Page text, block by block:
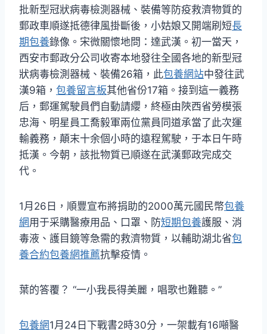
批新型冠狀病毒檢測器械、裝備等防疫救濟物質的
郵政車順遂抵德律風掛斷後，小姑娘又開端刷短長
期包養錄像。宋微關懷地問：達武漢。初一當天，
西安市郵政分公司收寄本地發往全國各地的新型冠
狀病毒檢測器械、裝備26箱，此包養網站中發往武
漢9箱， 包養留言板其他省份17箱。接到這一義務
后，郵運駕駛員們自動請纓，終極由陜西省勞模張
忠海、明星員工喬毅軍兩位黨員同道承當了此次運
輸義務，顛末十余個小時的遠程駕駛，于本日午時
抵漢。今朝，該批物質已順遂在武漢郵政完成交
代。
1月26日，順豐宣布將捐助的2000萬元國民幣包養
網 用于采購醫療用品、口罩、防短期包養護服、消
毒液、護目鏡等急需的救濟物質，以輔助湖北省包
養合約包養網推薦抗擊疫情。
葉的答覆？ “一小我長得美麗，唱歌也難聽。”
包養網1月24日下戰書2時30分，一架載有16噸醫